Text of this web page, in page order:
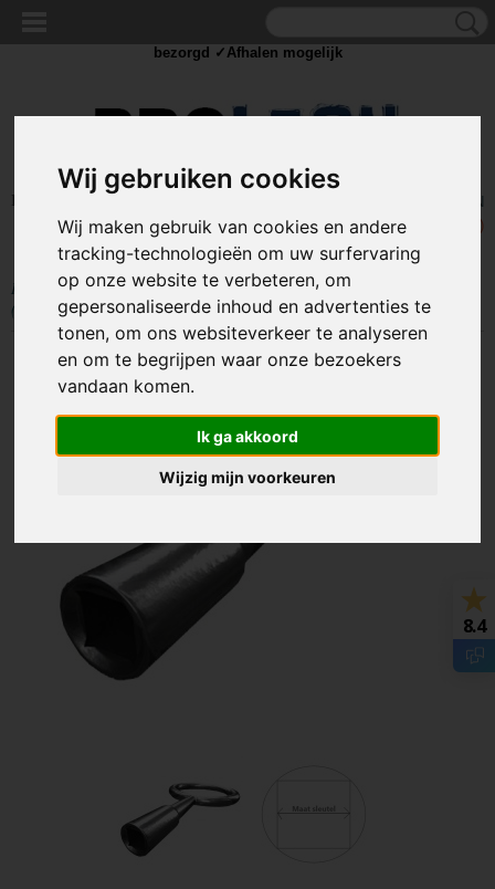
Wij gebruiken cookies
Wij maken gebruik van cookies en andere
tracking-technologieën om uw surfervaring
op onze website te verbeteren, om
gepersonaliseerde inhoud en advertenties te
tonen, om ons websiteverkeer te analyseren
en om te begrijpen waar onze bezoekers
vandaan komen.
Ik ga akkoord
Wijzig mijn voorkeuren
Inloggen Registreren
UW WINKELWAGEN
Geen producten
(0)
Home >SLOTEN>Driehoek sleutel / Vierkant sleutel
(12mm)
bezorgd ✓Afhalen mogelijk
8.4